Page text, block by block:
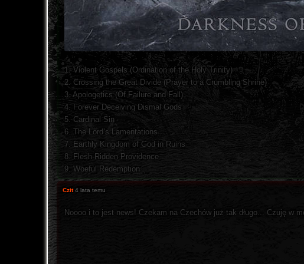
1. Violent Gospels (Ordination of the Holy Trinity)
2. Crossing the Great Divide (Prayer to a Crumbling Shrine)
3. Apologetics (Of Failure and Fall)
4. Forever Deceiving Dismal Gods
5. Cardinal Sin
6. The Lord’s Lamentations
7. Earthly Kingdom of God in Ruins
8. Flesh-Ridden Providence
9. Woeful Redemption
Czit 4 lata temu
Noooo i to jest news! Czekam na Czechów już tak długo... Czuję w